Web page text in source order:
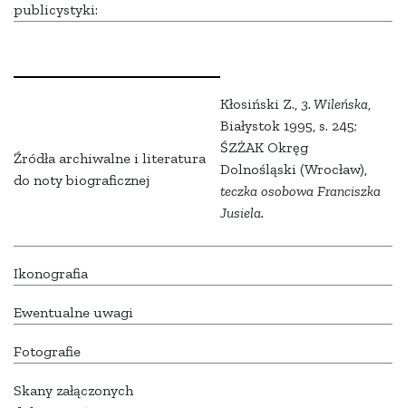
publicystyki:
Źródła archiwalne i literatura
do noty biograficznej
Kłosiński Z., 3. Wileńska,
Białystok 1995, s. 245;
ŚZŻAK Okręg
Dolnośląski (Wrocław),
teczka osobowa Franciszka
Jusiela.
Ikonografia
Ewentualne uwagi
Fotografie
Skany załączonych